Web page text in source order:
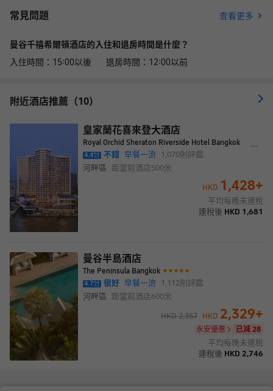
電熱水壺和瓶裝水。除此之外，配備有拖鞋和24小時熱水的浴室是
您消除一天疲勞的好地方。閒暇時間在酒店的酒吧喝上一杯，必定
客房送餐服務。除此之外，周邊餐飲種類繁多。絲滑咖喱（東南亞
菜）供應一流的推薦美味-芒果糯米飯，NAHM（東南亞菜）提供的
黃咖喱藍螃蟹備受好評，Le Normandie by Alain Roux（เลอ นอร์ม็
置有會議廳，定能滿足您商務活動方面的需求。為了方便旅客，外
常見問題 查看更多
曼谷千禧希爾頓酒店的入住和退房時間是什麼？
入住時間：15:00以後 退房時間：12:00以前
附近酒店推薦（10）
皇家蘭花喜來登大酒店
Royal Orchid Sheraton Riverside Hotel Bangkok
4.4分 不錯 早餐一流 1,070則評鑑
河畔區
距當前酒店500米
HKD 1,428+
平均每晚未連稅
連稅後 HKD 1,681
曼谷半島酒店
The Peninsula Bangkok
4.7分 很好 早餐一流 1,112則評鑑
河畔區
距當前酒店600米
HKD2,357 HKD 2,329+
永安優惠 已減 28
平均每晚未連稅
連稅後 HKD 2,746